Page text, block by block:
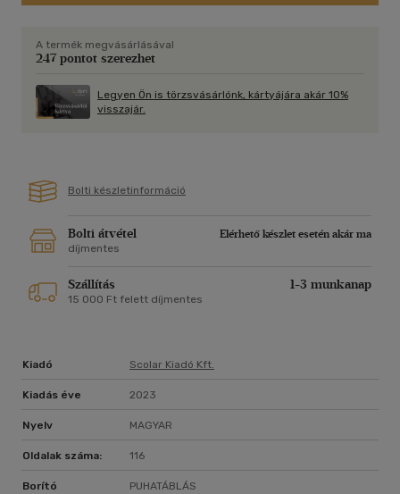
A termék megvásárlásával
247 pontot szerezhet
Legyen Ön is törzsvásárlónk, kártyájára akár 10%
visszajár.
Bolti készletinformáció
Bolti átvétel
Elérhető készlet esetén akár ma
díjmentes
Szállítás 1-3 munkanap
15 000 Ft felett díjmentes
Kiadó Scolar Kiadó Kft.
Kiadás éve 2023
Nyelv MAGYAR
Oldalak száma: 116
Borító PUHATÁBLÁS